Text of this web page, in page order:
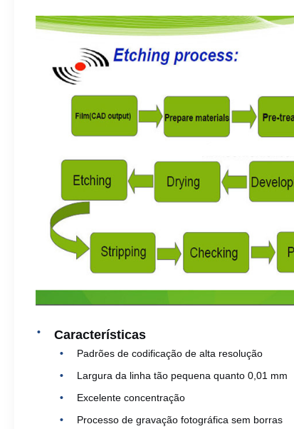
Características
Padrões de codificação de alta resolução
Largura da linha tão pequena quanto 0,01 mm
Excelente concentração
Processo de gravação fotográfica sem borras